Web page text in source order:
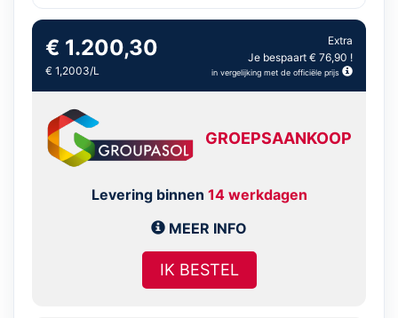
€ 1.200,30
€ 1,2003/L
Extra
Je bespaart € 76,90 !
in vergelijking met de officiële prijs
GROEPSAANKOOP
Levering binnen 14 werkdagen
MEER INFO
IK BESTEL